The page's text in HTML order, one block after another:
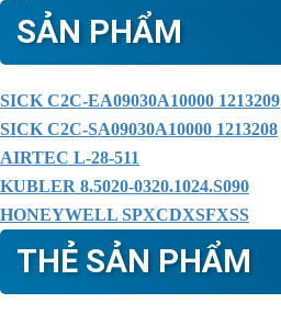
SẢN PHẨM
SICK C2C-EA09030A10000 1213209
SICK C2C-SA09030A10000 1213208
AIRTEC L-28-511
KUBLER 8.5020-0320.1024.S090
HONEYWELL SPXCDXSFXSS
THẺ SẢN PHẨM